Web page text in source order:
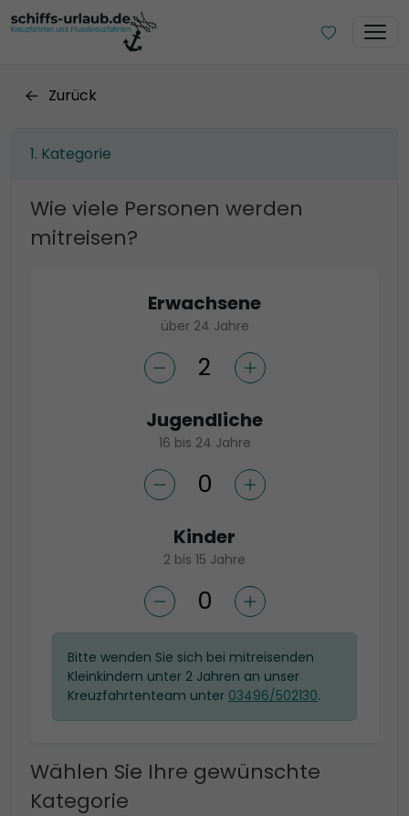
Zurück
Kategorie
Wie viele Personen werden
mitreisen?
Erwachsene
über 24 Jahre
Jugendliche
16 bis 24 Jahre
Kinder
2 bis 15 Jahre
Bitte wenden Sie sich bei mitreisenden
Kleinkindern unter 2 Jahren an unser
Kreuzfahrtenteam unter 03496/502130.
Wählen Sie Ihre gewünschte
Kategorie